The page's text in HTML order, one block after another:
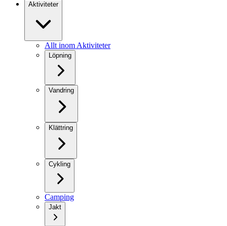
Aktiviteter
Allt inom Aktiviteter
Löpning
Vandring
Klättring
Cykling
Camping
Jakt